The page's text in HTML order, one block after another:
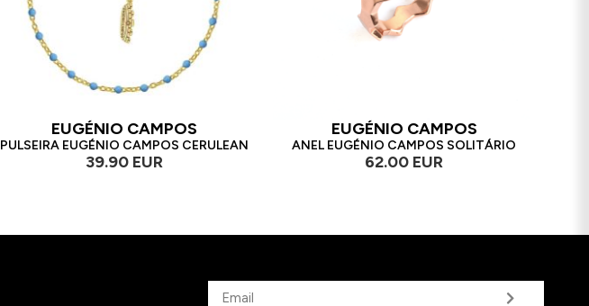
EUGÉNIO CAMPOS
PULSEIRA EUGÉNIO CAMPOS CERULEAN
39.90 EUR
EUGÉNIO CAMPOS
ANEL EUGÉNIO CAMPOS SOLITÁRIO
62.00 EUR